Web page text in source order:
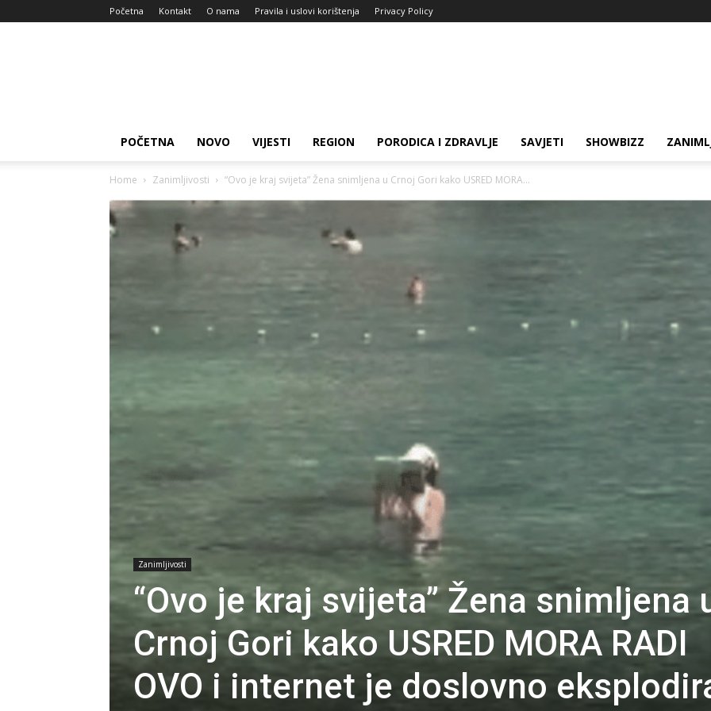
Početna Kontakt O nama Pravila i uslovi korištenja Privacy Policy
POČETNA NOVO VIJESTI REGION PORODICA I ZDRAVLJE SAVJETI SHOWBIZZ
Home Zanimljivosti “Ovo je kraj svijeta” Žena snimljena u Crnoj Gori kako USRED MORA...
Zanimljivosti
“Ovo je kraj svijeta” Žena snimljena
Crnoj Gori kako USRED MORA RADI
OVO i internet je doslovno